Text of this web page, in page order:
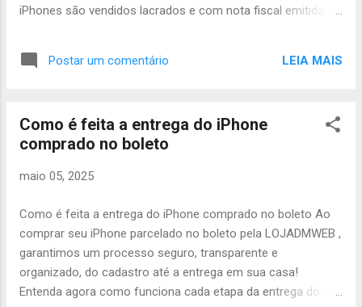
iPhones são vendidos lacrados e com nota fiscal emitida
compra. Veja abaixo por que a nota fiscal é fundamental: 🛡️
Garantia oficial da Apple Com a nota fiscal, você ativa a
trocas pela fabricante. Com a nota, qualquer assistência
autorizada no Brasil reconhece seu direito à garantia. 📜
iPhone foi adquirido de forma legal, em empresa registrada
bloqueados, irregulares ou provenientes de golpes. Você
recebe também maior respaldo jurídico em caso de qualquer
necessidade fut...
Postar um comentário LEIA MAIS
Como é feita a entrega do iPhone
comprado no boleto
maio 05, 2025
Como é feita a entrega do iPhone comprado no boleto Ao
comprar seu iPhone parcelado no boleto pela LOJADMWEB ,
garantimos um processo seguro, transparente e
organizado, do cadastro até a entrega em sua casa!
Entenda agora como funciona cada etapa da entrega do seu